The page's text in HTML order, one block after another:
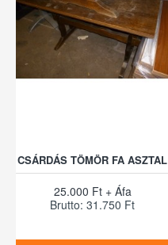
CSÁRDÁS TÖMÖR FA ASZTAL
25.000 Ft + Áfa
Brutto: 31.750 Ft